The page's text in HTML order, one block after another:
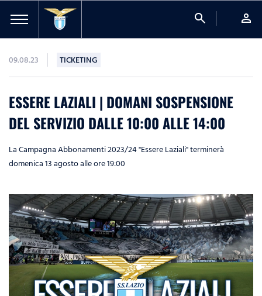
search person
09.08.23 TICKETING
ESSERE LAZIALI | DOMANI SOSPENSIONE
DEL SERVIZIO DALLE 10:00 ALLE 14:00
La Campagna Abbonamenti 2023/24 "Essere Laziali" terminerà
domenica 13 agosto alle ore 19:00